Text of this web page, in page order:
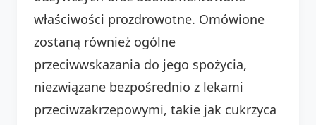
właściwości prozdrowotne. Omówione
zostaną również ogólne
przeciwwskazania do jego spożycia,
niezwiązane bezpośrednio z lekami
przeciwzakrzepowymi, takie jak cukrzyca